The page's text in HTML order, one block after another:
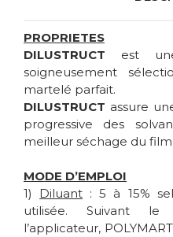
PROPRIETES
DILUSTRUCT est
soigneusement
martelé parfait.
DILUSTRUCT assure
progressive des
meilleur séchage du
MODE D’EMPLOI
1) Diluant : 5 à 15%
utilisée. Suivant
l’applicateur,